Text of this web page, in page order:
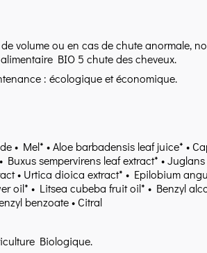
volume ou en cas de chute anormale,
BIO 5 chute des cheveux.
: écologique et économique.
• Mel* • Aloe barbadensis leaf juice* •
sempervirens leaf extract* •
• Urtica dioica extract* • Epilobium
oil* • Litsea cubeba fruit oil* • Benzyl
benzoate • Citral
Biologique.